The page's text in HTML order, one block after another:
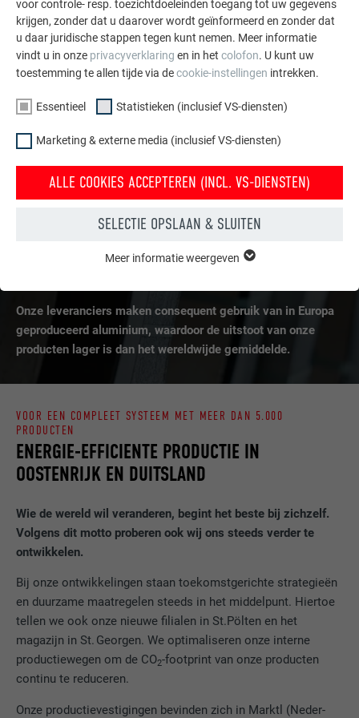
PRODUCTIE VAN PRIMAIR ALUMINIUM
Naast de verbranding van de basisgrondstof is een grote
van gesmolten zout, die uiteindelijk het metalen aluminium
oplevert. Het opwekken van deze elektrische energie
veroorzaakt momenteel wereldwijd gemiddeld twee derde
van de CO -uitstoot bij de productie van aluminium. Dit kan
alleen worden teruggebracht door de energie-efficiëntie van
elektriciteitsopwekking (bijv. uit hernieuwbare
Onze leveranciers maken consequent gebruik van in Europa
geproduceerd aluminium, waardoor de uitstoot van onze
producten lager is dan het wereldwijde gemiddelde.
ENERGIE-EFFICIENTE PRODUCTIE IN
OOSTENRIJK EN DUITSLAND
VOOR EEN COMPLEET SYSTEEM MET MEER DAN 5.000
PRODUCTEN
Wie de wereld wil veranderen, begint het beste bij zichzelf.
Volgens dit motto proberen ook wij ons steeds verder te
ontwikkelen.
Bij onze ontwikkelingen staan toekomstgerichte strategieën
en duurzame maatregelen steeds in het middelpunt. Hiertoe
tellen we ook onze nieuwe filialen in St.Pölten en het
magazijn in St. Georgen. We optimaliseren onze interne
productiewegen om de CO2-footprint van onze producten
continu te reduceren.
Onze productievestigingen bevinden zich in Marktl (Neder-
voor controle- resp. toezichtdoeleinden toegang tot uw gegevens
krijgen, zonder dat u daarover wordt geïnformeerd en zonder dat
u daar juridische stappen tegen kunt nemen. Meer informatie
vindt u in onze privacyverklaring en in het colofon. U kunt uw
toestemming te allen tijde via decookie-instellingen intrekken.
Essentieel Statistieken (inclusief VS-diensten)
Marketing & externe media (inclusief VS-diensten)
ALLE COOKIES ACCEPTEREN (INCL. VS-DIENSTEN)
SELECTIE OPSLAAN & SLUITEN
onberispelijk werkt.
NAAM PHPSESSID
AANBIEDER PHP
VERVALTIJD Sessie
Deze cookie slaat uw huidige sessie met
betrekking tot PHP-toepassingen op en
website, die op de PHP-programmeertaal
gebaseerd zijn, volledig kunnen worden
NAAM cookie_optin
AANBIEDER Sgalinski
VERVALTIJD
Deze cookie is essentieel voor de werking
Cookie-informatie weergeven
STATISTIEKEN (INCLUSIEF VS-DIENSTEN)
begrijpen hoe de website wordt gebruikt. Informatie wordt
verzameld om de gebruikerservaring van de website te
verbeteren.
AANBIEDER Google Universal Analytics
DOEL
Registreert een eenduidige ID, die gebruikt
wordt om statistische gegevens te
genereren m.b.t. het gebruik van de
website door de bezoeker.
NAAM _gat
MARKETING & EXTERNE MEDIA (INCLUSIEF VS-DIENSTEN)
"Marketing & externe media (incl. VS-diensten)"-cookies
worden door adverteerders (derde aanbieders) gebruikt om
gepersonaliseerde reclame weer te geven. Ze doen dit door
bezoekers op verschillende websites te observeren. Als deze
cookies worden geaccepteerd, is er geen handmatige
toestemming meer nodig voor de toegang tot inhoud van
videoplatforms en socialmedia-platforms.
NAAM NID
Cookie-informatie weergeven
Meer informatie weergeven